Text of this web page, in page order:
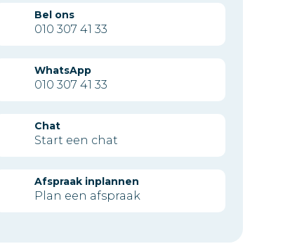
Bel ons
010 307 41 33
WhatsApp
010 307 41 33
Chat
Start een chat
Afspraak inplannen
Plan een afspraak